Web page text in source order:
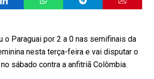
o Paraguai por 2 a 0 nas semifinais da
nesta terça-feira e vai disputar o
sábado contra a anfitriã Colômbia.